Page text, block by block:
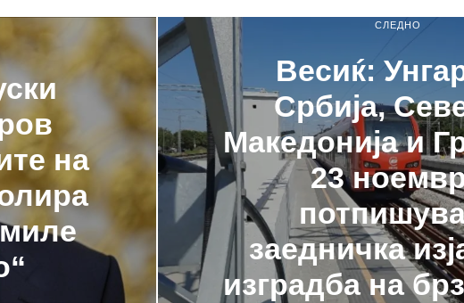
на
СЛЕДНО
Весиќ:
Србија,
Македонија и
23
заедничка
изградба на